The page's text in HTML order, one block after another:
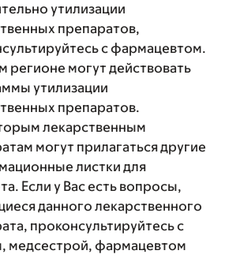
утилизации
препаратов,
с фармацевтом.
регионе могут действовать
утилизации
препаратов.
лекарственным
могут прилагаться другие
листки для
Если у Вас есть вопросы,
данного лекарственного
проконсультируйтесь с
медсестрой, фармацевтом